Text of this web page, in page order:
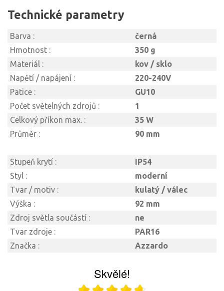
Technické parametry
Barva :
černá
Hmotnost :
350 g
Materiál :
kov / sklo
Napětí / napájení :
220-240V
Patice :
GU10
Počet světelných zdrojů :
1
Celkový příkon max. :
35 W
Průměr :
90 mm
Stupeň krytí :
IP54
Styl :
moderní
Tvar / motiv :
kulatý / válec
Výška :
92 mm
Zdroj světla součástí :
ne
Tvar zdroje :
PAR16
Značka :
Azzardo